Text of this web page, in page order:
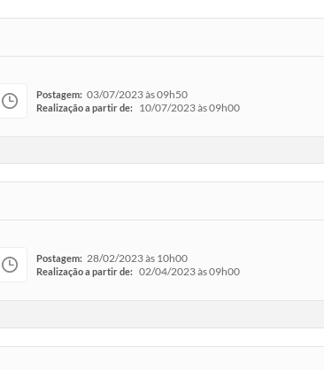
Postagem: 03/07/2023 às 09h50
Realização a partir de: 10/07/2023 às 09h00
Postagem: 28/02/2023 às 10h00
Realização a partir de: 02/04/2023 às 09h00